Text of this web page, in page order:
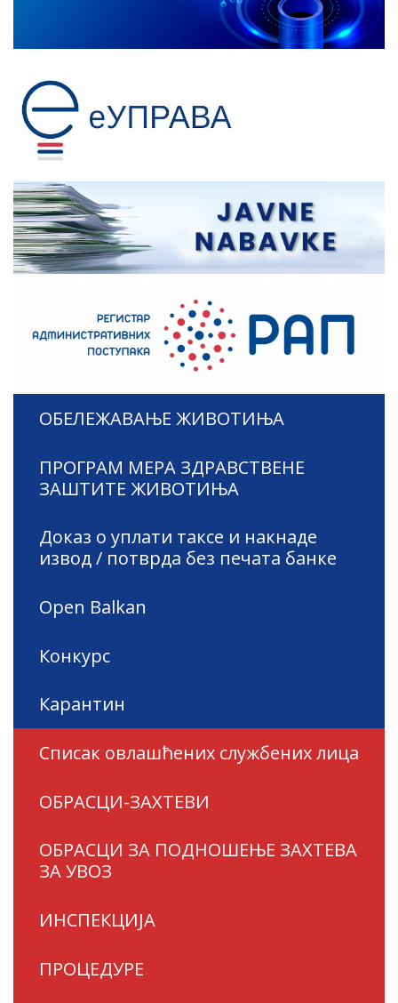
ОБЕЛЕЖАВАЊЕ ЖИВОТИЊА
ПРОГРАМ МЕРА ЗДРАВСТВЕНЕ
ЗАШТИТЕ ЖИВОТИЊА
Доказ о уплати таксе и накнаде
извод / потврда без печата банке
Open Balkan
Конкурс
Карантин
Списак овлашћених службених лица
ОБРАСЦИ-ЗАХТЕВИ
ОБРАСЦИ ЗА ПОДНОШЕЊЕ ЗАХТЕВА
ЗА УВОЗ
ИНСПЕКЦИЈА
ПРОЦЕДУРЕ